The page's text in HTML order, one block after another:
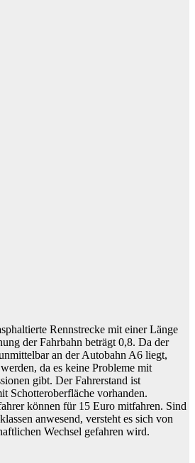
Rennstrecke mit einer Länge
der Fahrbahn beträgt 0,8. Da der
an der Autobahn A6 liegt,
da es keine Probleme mit
gibt. Der Fahrerstand ist
Schotteroberfläche vorhanden.
können für 15 Euro mitfahren. Sind
anwesend, versteht es sich von
Wechsel gefahren wird.